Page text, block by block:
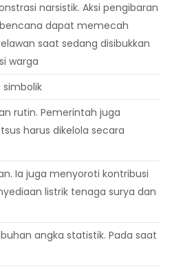
narsistik. Aksi pengibaran
dapat memecah
saat sedang disibukkan
warga
simbolik
rutin. Pemerintah juga
harus dikelola secara
Ia juga menyoroti kontribusi
listrik tenaga surya dan
angka statistik. Pada saat